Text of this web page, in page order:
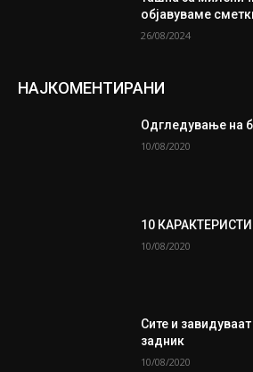
објавуваме
26/08/2024
НАЈКОМЕНТИРАНИ
Одгледување на
10/08/2020
10
10/08/2020
Сите и
задник
10/08/2020